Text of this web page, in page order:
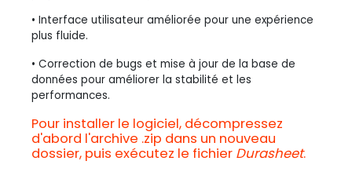
• Interface utilisateur améliorée pour une expérience
plus fluide.
• Correction de bugs et mise à jour de la base de
données pour améliorer la stabilité et les
performances.
Pour installer le logiciel, décompressez
d'abord l'archive .zip dans un nouveau
dossier, puis exécutez le fichier Durasheet.